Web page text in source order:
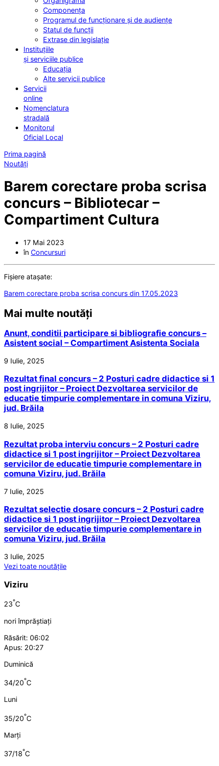
Componența
Programul de funcționare și de audiențe
Statul de funcții
Extrase din legislație
Instituțiile
și serviciile publice
Educația
Alte servicii publice
Servicii
online
Nomenclatura
stradală
Monitorul
Oficial Local
Prima pagină
Noutăți
Barem corectare proba scrisa
concurs – Bibliotecar –
Compartiment Cultura
17 Mai 2023
în Concursuri
Fișiere atașate:
Barem corectare proba scrisa concurs din 17.05.2023
Mai multe noutăți
Anunt, conditii participare si bibliografie concurs –
Asistent social – Compartiment Asistenta Sociala
9 Iulie, 2025
Rezultat final concurs – 2 Posturi cadre didactice si 1
post ingrijitor – Proiect Dezvoltarea servicilor de
educatie timpurie complementare in comuna Viziru,
jud. Brăila
8 Iulie, 2025
Rezultat proba interviu concurs – 2 Posturi cadre
didactice si 1 post ingrijitor – Proiect Dezvoltarea
servicilor de educatie timpurie complementare in
comuna Viziru, jud. Brăila
7 Iulie, 2025
Rezultat selectie dosare concurs – 2 Posturi cadre
didactice si 1 post ingrijitor – Proiect Dezvoltarea
servicilor de educatie timpurie complementare in
comuna Viziru, jud. Brăila
3 Iulie, 2025
Vezi toate noutățile
Viziru
23°C
nori împrăștiați
Răsărit: 06:02
Apus: 20:27
Duminică
34/20°C
Luni
35/20°C
Marți
37/18°C